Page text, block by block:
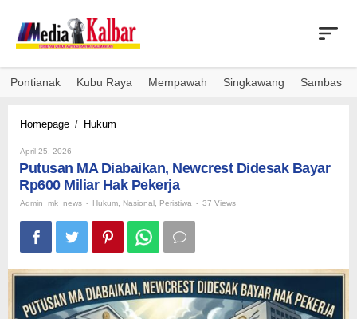
content
Pontianak Kubu Raya Mempawah Singkawang Sambas
Homepage / Hukum
Newcrest
Didesak
Rp600
Miliar
Pekerja
April 25, 2026
Putusan MA Diabaikan, Newcrest Didesak Bayar
Rp600 Miliar Hak Pekerja
Admin_mk_news - Hukum Nasional Peristiwa - 37 Views